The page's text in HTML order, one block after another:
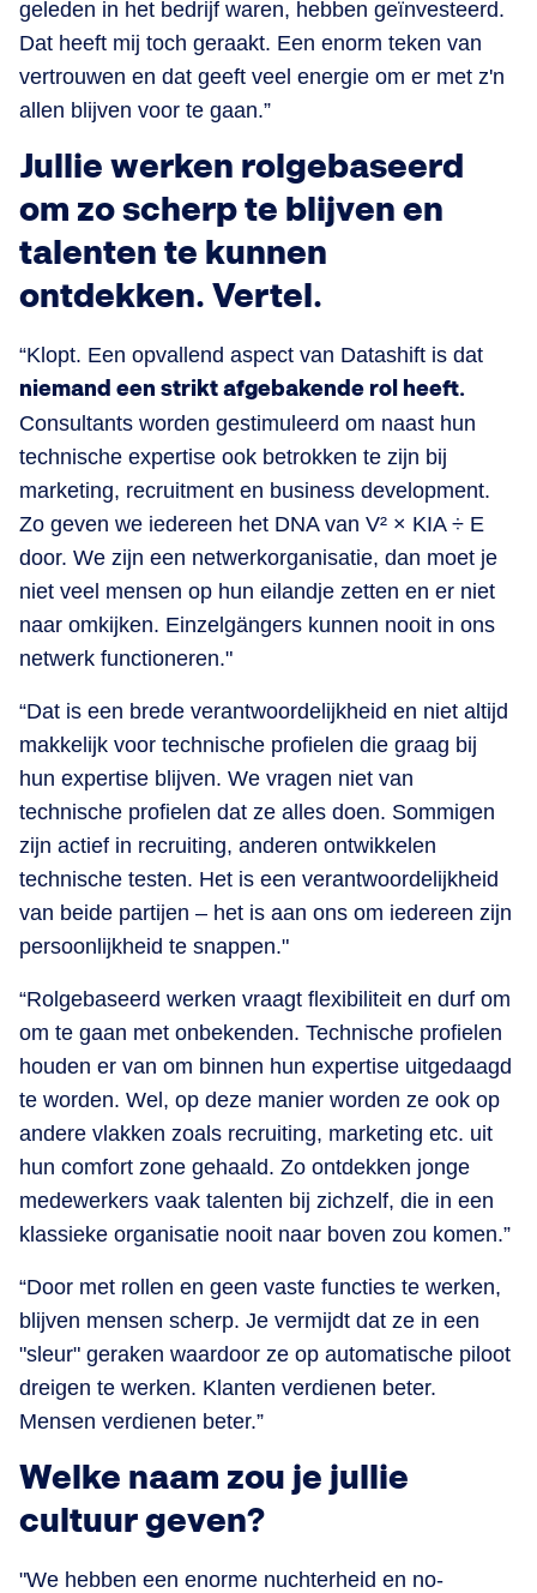
geleden in het bedrijf waren, hebben geïnvesteerd.
Dat heeft mij toch geraakt. Een enorm teken van
vertrouwen en dat geeft veel energie om er met z'n
allen blijven voor te gaan.”
Jullie werken rolgebaseerd
om zo scherp te blijven en
talenten te kunnen
ontdekken. Vertel.
“Klopt. Een opvallend aspect van Datashift is dat
niemand een strikt afgebakende rol heeft.
Consultants worden gestimuleerd om naast hun
technische expertise ook betrokken te zijn bij
marketing, recruitment en business development.
Zo geven we iedereen het DNA van V² × KIA ÷ E
door. We zijn een netwerkorganisatie, dan moet je
niet veel mensen op hun eilandje zetten en er niet
naar omkijken. Einzelgängers kunnen nooit in ons
netwerk functioneren."
“Dat is een brede verantwoordelijkheid en niet altijd
makkelijk voor technische profielen die graag bij
hun expertise blijven. We vragen niet van
technische profielen dat ze alles doen. Sommigen
zijn actief in recruiting, anderen ontwikkelen
technische testen. Het is een verantwoordelijkheid
van beide partijen – het is aan ons om iedereen zijn
persoonlijkheid te snappen."
“Rolgebaseerd werken vraagt flexibiliteit en durf om
om te gaan met onbekenden. Technische profielen
houden er van om binnen hun expertise uitgedaagd
te worden. Wel, op deze manier worden ze ook op
andere vlakken zoals recruiting, marketing etc. uit
hun comfort zone gehaald. Zo ontdekken jonge
medewerkers vaak talenten bij zichzelf, die in een
klassieke organisatie nooit naar boven zou komen.”
“Door met rollen en geen vaste functies te werken,
blijven mensen scherp. Je vermijdt dat ze in een
"sleur" geraken waardoor ze op automatische piloot
dreigen te werken. Klanten verdienen beter.
Mensen verdienen beter.”
Welke naam zou je jullie
cultuur geven?
"We hebben een enorme nuchterheid en no-